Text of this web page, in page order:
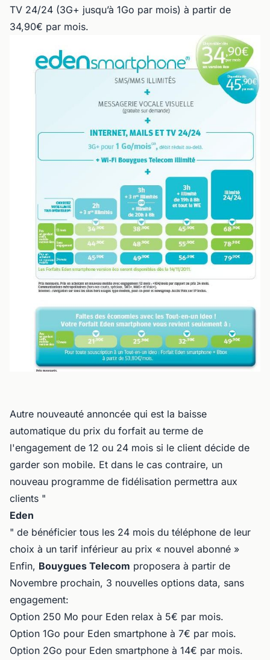
TV 24/24 (3G+ jusqu’à 1Go par mois) à partir de
34,90€ par mois.
Autre nouveauté annoncée qui est la baisse
automatique du prix du forfait au terme de
l'engagement de 12 ou 24 mois si le client décide de
garder son mobile. Et dans le cas contraire, un
nouveau programme de fidélisation permettra aux
clients "
Eden
" de bénéficier tous les 24 mois du téléphone de leur
choix à un tarif inférieur au prix « nouvel abonné »
Enfin, Bouygues Telecom proposera à partir de
Novembre prochain, 3 nouvelles options data, sans
engagement:
Option 250 Mo pour Eden relax à 5€ par mois.
Option 1Go pour Eden smartphone à 7€ par mois.
Option 2Go pour Eden smartphone à 14€ par mois.